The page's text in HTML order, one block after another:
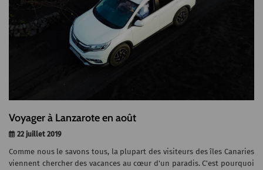
Voyager à Lanzarote en août
22 juillet 2019
Comme nous le savons tous, la plupart des visiteurs des îles Canaries
viennent chercher des vacances au cœur d'un paradis. C'est pourquoi